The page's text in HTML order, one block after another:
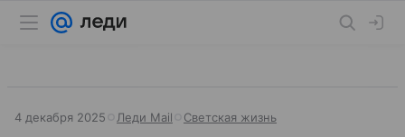
4 декабря 2025 Леди Mail Светская жизнь